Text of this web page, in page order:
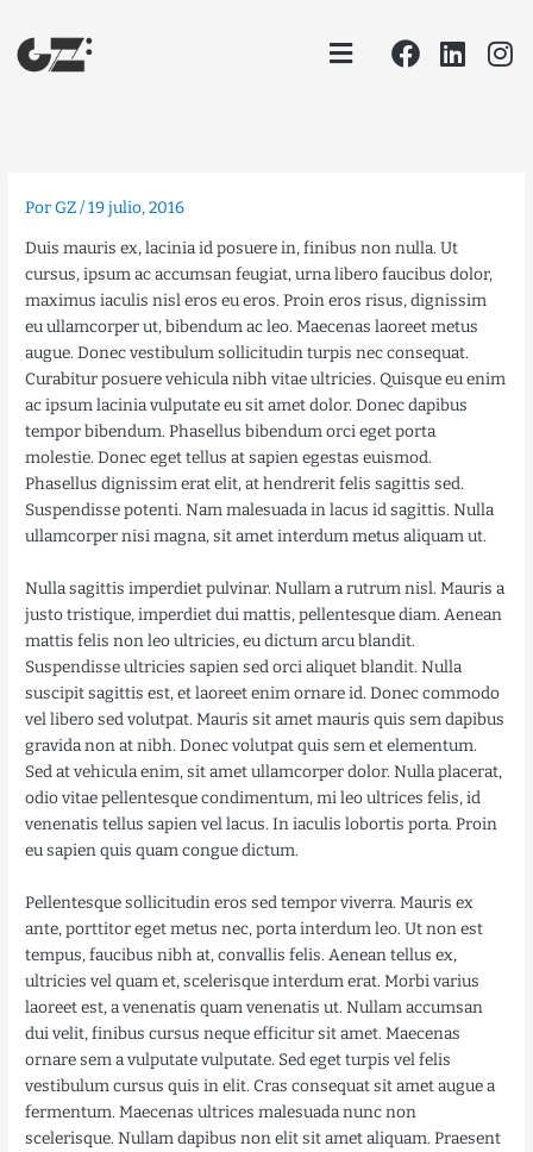
contenido
Menu Facebook
PorGZ/19 julio, 2016
Duis mauris ex, lacinia id posuere in, finibus non nulla. Ut
cursus, ipsum ac accumsan feugiat, urna libero faucibus dolor,
maximus iaculis nisl eros eu eros. Proin eros risus, dignissim
eu ullamcorper ut, bibendum ac leo. Maecenas laoreet metus
augue. Donec vestibulum sollicitudin turpis nec consequat.
Curabitur posuere vehicula nibh vitae ultricies. Quisque eu enim
ac ipsum lacinia vulputate eu sit amet dolor. Donec dapibus
tempor bibendum. Phasellus bibendum orci eget porta
molestie. Donec eget tellus at sapien egestas euismod.
Phasellus dignissim erat elit, at hendrerit felis sagittis sed.
Suspendisse potenti. Nam malesuada in lacus id sagittis. Nulla
ullamcorper nisi magna, sit amet interdum metus aliquam ut.
Nulla sagittis imperdiet pulvinar. Nullam a rutrum nisl. Mauris a
justo tristique, imperdiet dui mattis, pellentesque diam. Aenean
mattis felis non leo ultricies, eu dictum arcu blandit.
Suspendisse ultricies sapien sed orci aliquet blandit. Nulla
suscipit sagittis est, et laoreet enim ornare id. Donec commodo
vel libero sed volutpat. Mauris sit amet mauris quis sem dapibus
gravida non at nibh. Donec volutpat quis sem et elementum.
Sed at vehicula enim, sit amet ullamcorper dolor. Nulla placerat,
odio vitae pellentesque condimentum, mi leo ultrices felis, id
venenatis tellus sapien vel lacus. In iaculis lobortis porta. Proin
eu sapien quis quam congue dictum.
Pellentesque sollicitudin eros sed tempor viverra. Mauris ex
ante, porttitor eget metus nec, porta interdum leo. Ut non est
tempus, faucibus nibh at, convallis felis. Aenean tellus ex,
ultricies vel quam et, scelerisque interdum erat. Morbi varius
laoreet est, a venenatis quam venenatis ut. Nullam accumsan
dui velit, finibus cursus neque efficitur sit amet. Maecenas
ornare sem a vulputate vulputate. Sed eget turpis vel felis
vestibulum cursus quis in elit. Cras consequat sit amet augue a
fermentum. Maecenas ultrices malesuada nunc non
scelerisque. Nullam dapibus non elit sit amet aliquam. Praesent